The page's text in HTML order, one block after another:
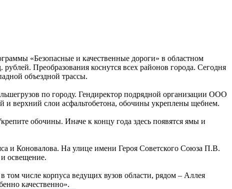
«Безопасные и качественные дороги» в областном
Преобразования коснутся всех районов города. Сегодня
объездной трассы.
по городу. Гендиректор подрядной организации ООО
верхний слои асфальтобетона, обочины укреплены щебнем.
обочины. Иначе к концу года здесь появятся ямы и
и Коновалова. На улице имени Героя Советского Союза П.В.
освещение.
том числе корпуса ведущих вузов области, рядом – Аллея
качественно».